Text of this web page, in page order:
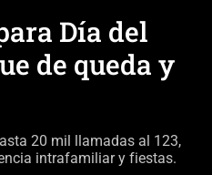
Día del
de queda y
20 mil llamadas al 123,
intrafamiliar y fiestas.